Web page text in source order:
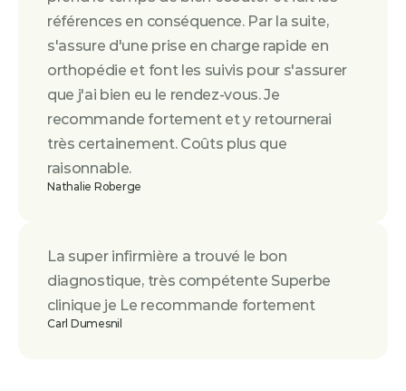
La super infirmière a trouvé le bon
diagnostique, très compétente Superbe
clinique je Le recommande fortement
Carl Dumesnil
références en conséquence. Par la suite,
s'assure d'une prise en charge rapide en
orthopédie et font les suivis pour s'assurer
que j'ai bien eu le rendez-vous. Je
recommande fortement et y retournerai
très certainement. Coûts plus que
raisonnable.
Nathalie Roberge